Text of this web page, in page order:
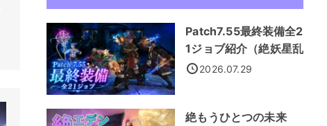
Patch7.55最終装備全2
1ジョブ紹介（絶妖星乱
舞装備）
2026.07.29
絶もうひとつの未来